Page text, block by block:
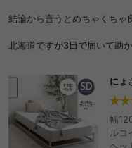
結論から言うとめちゃくちゃ
北海道ですが3日で届いて助
2人まで座れます
背もたれも安定してるし、座
生地の肌触りもよく、光沢感
ベッドにしたとき骨組みが
にょ
幅
ルコ